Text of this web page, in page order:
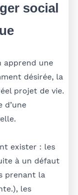
social
apprend une
désirée, la
projet de vie.
d’une
exister : les
à un défaut
prenant la
les